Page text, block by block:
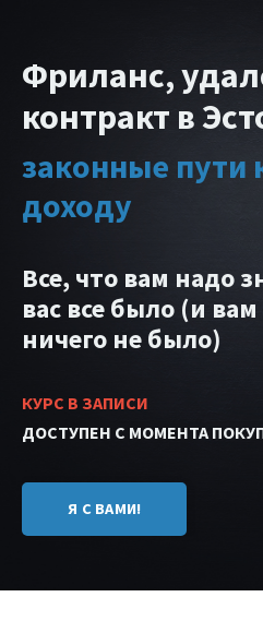
Фриланс,
контракт в
законные пути
доходу
Все, что вам надо
вас все было (и вам
ничего не было)
КУРС В ЗАПИСИ
ДОСТУПЕН С МОМЕНТА
Я С ВАМИ!